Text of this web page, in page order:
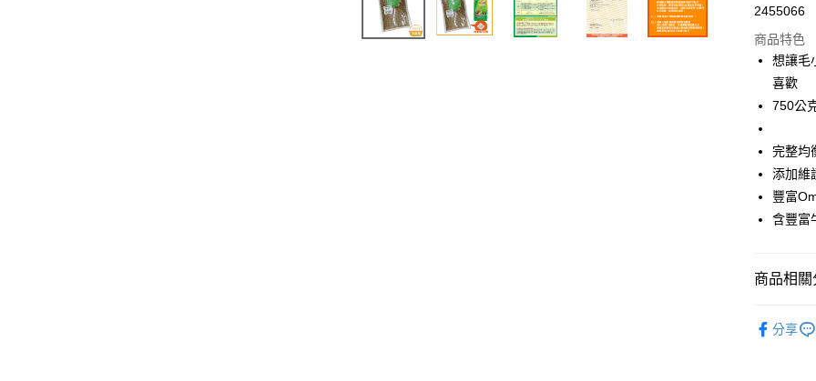
Apple Pay
悠遊付
相關說明
【關於「
AFTEE先
便利好安
１．簡單
２．便利
【「
２．訂單
３．收到
ATM付款
外島配送
2455066
商品特色
想讓毛
喜歡
750公
完整均
添加維
豐富
含豐富
商品相關
分享